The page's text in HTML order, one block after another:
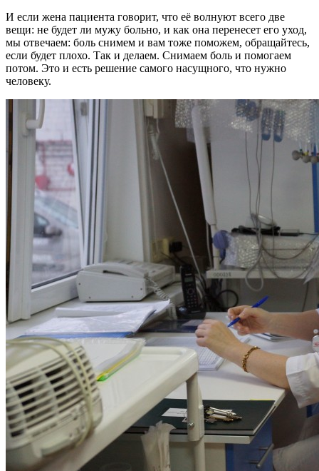
И если жена пациента говорит, что её волнуют всего две
вещи: не будет ли мужу больно, и как она перенесет его уход,
мы отвечаем: боль снимем и вам тоже поможем, обращайтесь,
если будет плохо. Так и делаем. Снимаем боль и помогаем
потом. Это и есть решение самого насущного, что нужно
человеку.